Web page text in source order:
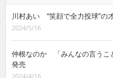
川村あい “笑顔で全力投球”の
2024/5/16
仲根なのか 「みんなの言うこ
発売
2024/4/16